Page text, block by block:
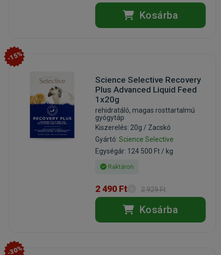
Kosárba
-15%
Science Selective Recovery
Plus Advanced Liquid Feed
1x20g
rehidratáló, magas rosttartalmú
gyógytáp
Kiszerelés: 20g / Zacskó
Gyártó: Science Selective
Egységár: 124 500 Ft / kg
Raktáron
2 490 Ft 2 929 Ft
Kosárba
-30%